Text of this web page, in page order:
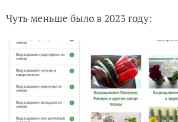
Чуть меньше было в 2023 году: